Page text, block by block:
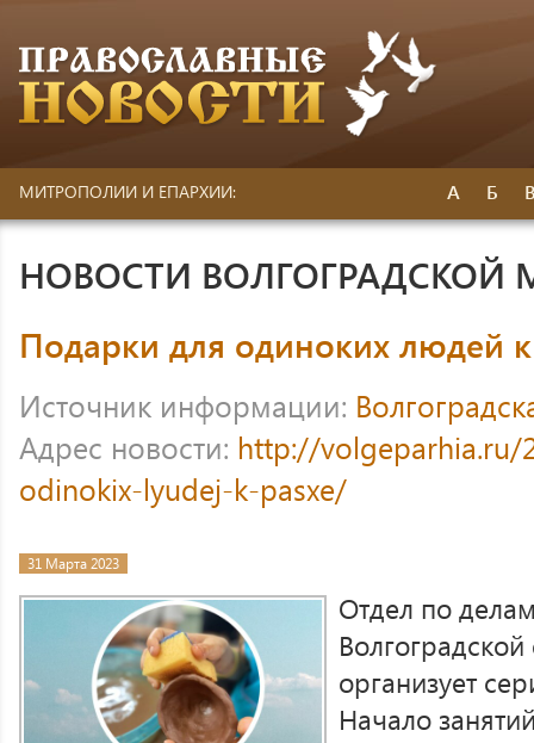
МИТРОПОЛИИ И ЕПАРХИИ: А Б
НОВОСТИ
Подарки для одиноких людей
Источник информации:
Адрес новости: http://
odinokix-lyudej-k-pasxe/
31 Марта 2023
Отдел по
организует
Начало